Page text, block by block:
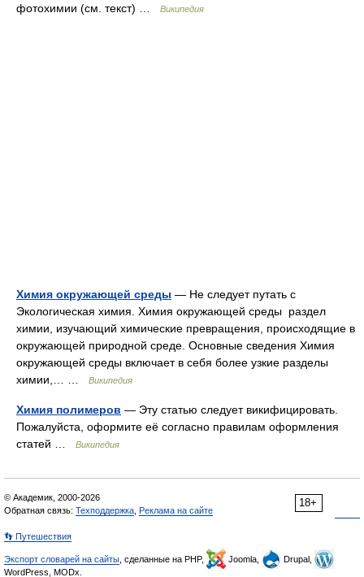
фотохимии (см. текст) …
Википедия
Химия окружающей среды — Не следует путать с
Экологическая химия. Химия окружающей среды раздел
химии, изучающий химические превращения, происходящие в
окружающей природной среде. Основные сведения Химия
окружающей среды включает в себя более узкие разделы
химии,… …
Википедия
Химия полимеров — Эту статью следует викифицировать.
Пожалуйста, оформите её согласно правилам оформления
статей …
Википедия
18+
© Академик, 2000-2026
Обратная связь: Техподдержка Реклама на сайте
👣 Путешествия
Экспорт словарей на сайты , сделанные на PHP, Joomla,
Drupal,
WordPress, MODx.